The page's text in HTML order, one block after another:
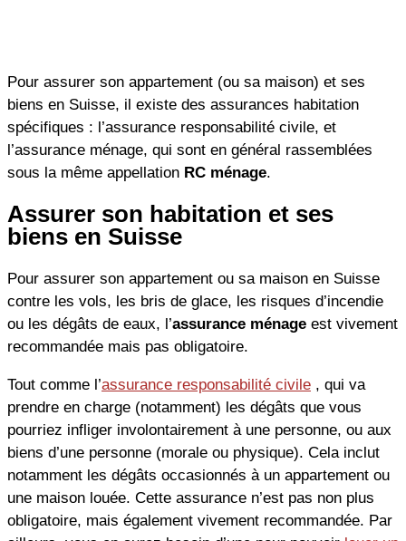
Pour assurer son appartement (ou sa maison) et ses
biens en Suisse, il existe des assurances habitation
spécifiques : l’assurance responsabilité civile, et
l’assurance ménage, qui sont en général rassemblées
sous la même appellation RC ménage.
Assurer son habitation et ses
biens en Suisse
Pour assurer son appartement ou sa maison en Suisse
contre les vols, les bris de glace, les risques d’incendie
ou les dégâts de eaux, l’assurance ménage est vivement
recommandée mais pas obligatoire.
Tout comme l’assurance responsabilité civile , qui va
prendre en charge (notamment) les dégâts que vous
pourriez infliger involontairement à une personne, ou aux
biens d’une personne (morale ou physique). Cela inclut
notamment les dégâts occasionnés à un appartement ou
une maison louée. Cette assurance n’est pas non plus
obligatoire, mais également vivement recommandée. Par